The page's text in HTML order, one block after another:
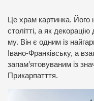
Це храм картинка. Його
столітті, а як
му. Він є одним із
Івано-Франківську, а
запам’ятовуваним із
Прикарпатття.